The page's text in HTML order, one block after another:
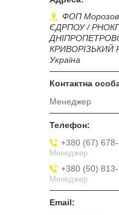
ФОП Морозов
ЄДРПОУ /
КРИВОРІЗЬКИЙ
Україна
Менеджер
+380 (67)
Менеджер
+380 (50)
Менеджер